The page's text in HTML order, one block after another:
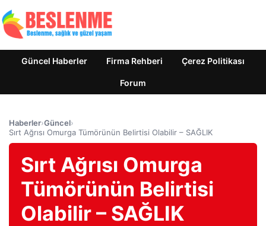
Güncel Haberler Firma Rehberi Çerez Politikası
Forum
Haberler›Güncel›
Sırt Ağrısı Omurga Tümörünün Belirtisi Olabilir – SAĞLIK
Sırt Ağrısı Omurga
Tümörünün Belirtisi
Olabilir – SAĞLIK